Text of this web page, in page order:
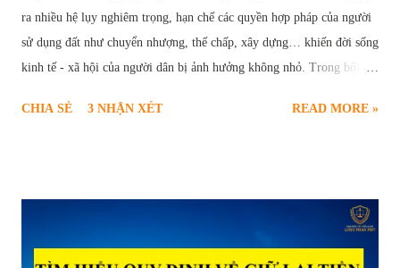
ra nhiều hệ lụy nghiêm trọng, hạn chế các quyền hợp pháp của người
sử dụng đất như chuyển nhượng, thế chấp, xây dựng… khiến đời sống
kinh tế - xã hội của người dân bị ảnh hưởng không nhỏ. Trong bối
thiết và chính đáng của nhiều hộ gia đình, cá nhân. Để giúp người dân
mới nhất tại Luật Đất đai năm 2024. Thủ tục yêu cầu xóa quy hoạch
CHIA SẺ 3 NHẬN XÉT READ MORE »